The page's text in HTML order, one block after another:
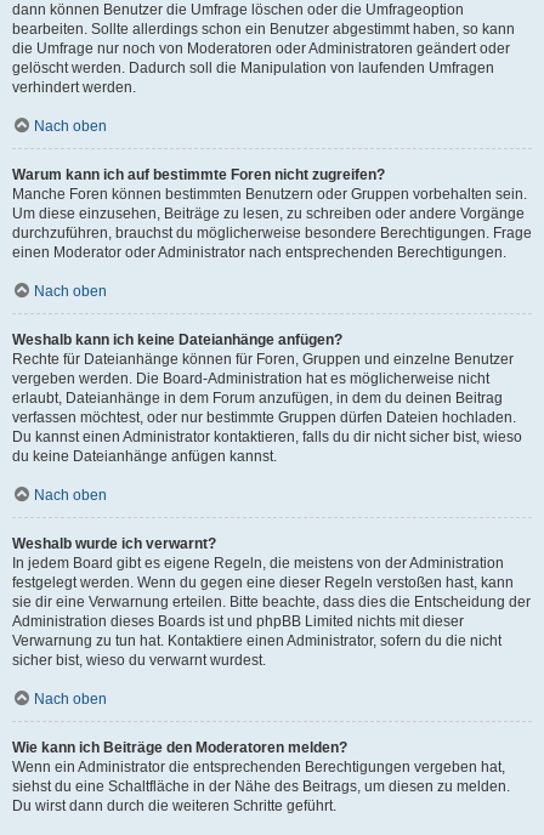
dann können Benutzer die Umfrage löschen oder die Umfrageoption
bearbeiten. Sollte allerdings schon ein Benutzer abgestimmt haben, so kann
die Umfrage nur noch von Moderatoren oder Administratoren geändert oder
gelöscht werden. Dadurch soll die Manipulation von laufenden Umfragen
verhindert werden.
Nach oben
Warum kann ich auf bestimmte Foren nicht zugreifen?
Manche Foren können bestimmten Benutzern oder Gruppen vorbehalten sein.
Um diese einzusehen, Beiträge zu lesen, zu schreiben oder andere Vorgänge
durchzuführen, brauchst du möglicherweise besondere Berechtigungen. Frage
einen Moderator oder Administrator nach entsprechenden Berechtigungen.
Nach oben
Weshalb kann ich keine Dateianhänge anfügen?
Rechte für Dateianhänge können für Foren, Gruppen und einzelne Benutzer
vergeben werden. Die Board-Administration hat es möglicherweise nicht
erlaubt, Dateianhänge in dem Forum anzufügen, in dem du deinen Beitrag
verfassen möchtest, oder nur bestimmte Gruppen dürfen Dateien hochladen.
Du kannst einen Administrator kontaktieren, falls du dir nicht sicher bist, wieso
du keine Dateianhänge anfügen kannst.
Nach oben
Weshalb wurde ich verwarnt?
In jedem Board gibt es eigene Regeln, die meistens von der Administration
festgelegt werden. Wenn du gegen eine dieser Regeln verstoßen hast, kann
sie dir eine Verwarnung erteilen. Bitte beachte, dass dies die Entscheidung der
Administration dieses Boards ist und phpBB Limited nichts mit dieser
Verwarnung zu tun hat. Kontaktiere einen Administrator, sofern du die nicht
sicher bist, wieso du verwarnt wurdest.
Nach oben
Wie kann ich Beiträge den Moderatoren melden?
Wenn ein Administrator die entsprechenden Berechtigungen vergeben hat,
siehst du eine Schaltfläche in der Nähe des Beitrags, um diesen zu melden.
Du wirst dann durch die weiteren Schritte geführt.